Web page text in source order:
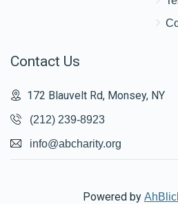
Contact Us
172 Blauvelt Rd, Monsey, NY
(212) 239-8923
info@abcharity.org
Powered by